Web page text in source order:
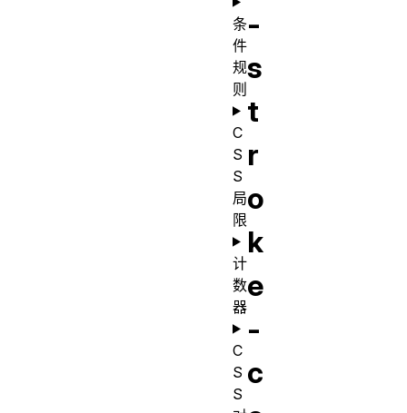
-
s
t
r
o
k
e
-
c
条
件
规
则
C
S
S
局
限
计
数
器
C
S
S